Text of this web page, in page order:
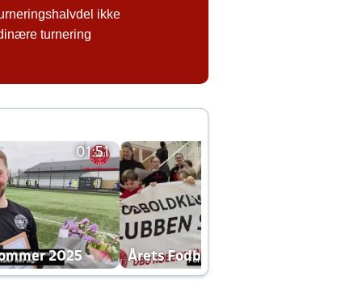
ikke
turnering
01:51
2025 Årets Fodboldklub 2025 mp4